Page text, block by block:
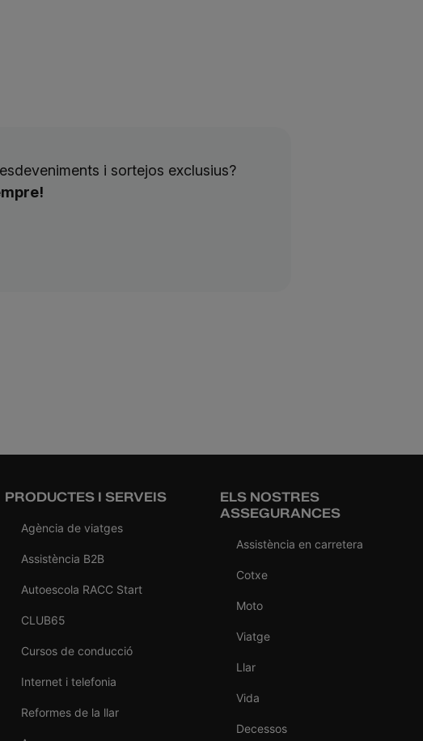
i sortejos exclusius?
PRODUCTES I SERVEIS
Agència de viatges
Assistència B2B
Autoescola RACC Start
CLUB65
Cursos de conducció
Internet i telefonia
Reformes de la llar
ELS NOSTRES
ASSEGURANCES
Assistència en carretera
Cotxe
Moto
Viatge
Llar
Vida
Decessos